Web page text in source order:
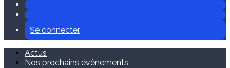
Se connecter
Actus
Nos prochains évènements